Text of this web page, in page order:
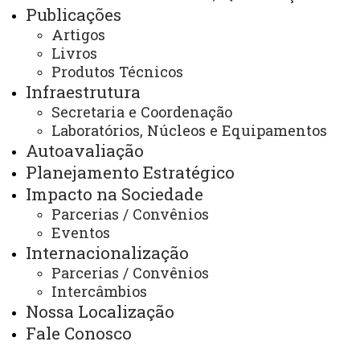
Publicações
Artigos
Livros
Produtos Técnicos
Infraestrutura
Secretaria e Coordenação
Laboratórios, Núcleos e Equipamentos
Autoavaliação
Planejamento Estratégico
Impacto na Sociedade
Parcerias / Convênios
Eventos
Internacionalização
Parcerias / Convênios
Intercâmbios
Nossa Localização
Fale Conosco
Corr
êa
Fanti
n
urbana: diretrizes para a
governança inteligente e
sustentável das cidades
Ana
Paul
a
Tom
adon
Mercado de carbono como
mecanismo de mitigação às
mudanças climáticas: análise da
produção científica brasileira
Meio
Andr
ea
Pess
uti
A relação Arte-Meio ambiente na
perspectiva dos professores de